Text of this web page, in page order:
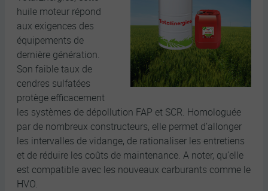
huile moteur répond
aux exigences des
équipements de
dernière génération.
Son faible taux de
cendres sulfatées
protège efficacement
les systèmes de dépollution FAP et SCR. Homologuée
par de nombreux constructeurs, elle permet d’allonger
les intervalles de vidange, de rationaliser les entretiens
et de réduire les coûts de maintenance. A noter, qu’elle
est compatible avec les nouveaux carburants comme le
HVO.